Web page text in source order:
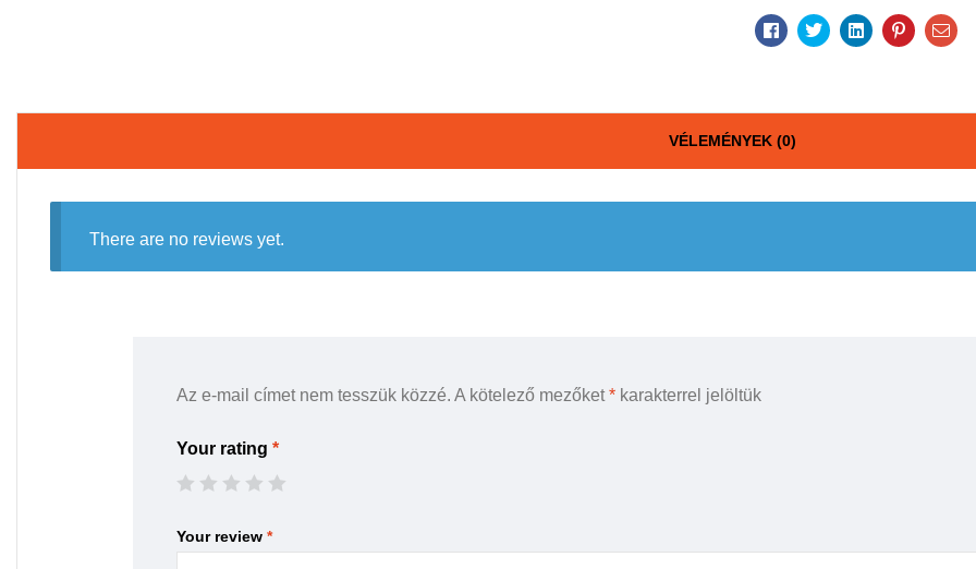
Facebook
TwitterLinkedinPinterest
VÉLEMÉNYEK (0)
There are no reviews yet.
Az e-mail címet nem tesszük közzé. A kötelező mezőket* karakterrel jelöltük
Your rating *
Your review *